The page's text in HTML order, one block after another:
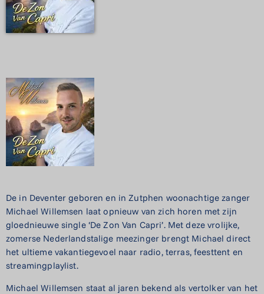
De in Deventer geboren en in Zutphen woonachtige zanger
Michael Willemsen laat opnieuw van zich horen met zijn
gloednieuwe single ‘De Zon Van Capri’. Met deze vrolijke,
zomerse Nederlandstalige meezinger brengt Michael direct
het ultieme vakantiegevoel naar radio, terras, feesttent en
streamingplaylist.
Michael Willemsen staat al jaren bekend als vertolker van het